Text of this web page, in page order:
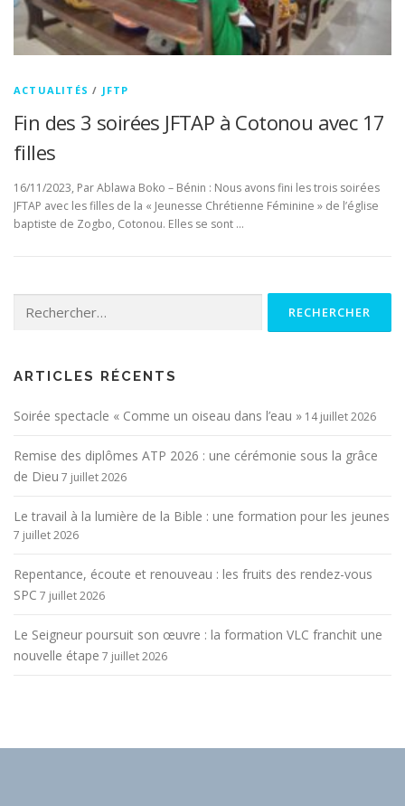
ACTUALITÉS / JFTP
Fin des 3 soirées JFTAP à Cotonou avec 17
filles
16/11/2023, Par Ablawa Boko – Bénin : Nous avons fini les trois soirées
JFTAP avec les filles de la « Jeunesse Chrétienne Féminine » de l’église
baptiste de Zogbo, Cotonou. Elles se sont …
ARTICLES RÉCENTS
Soirée spectacle « Comme un oiseau dans l’eau » 14 juillet 2026
Remise des diplômes ATP 2026 : une cérémonie sous la grâce
de Dieu 7 juillet 2026
Le travail à la lumière de la Bible : une formation pour les jeunes
7 juillet 2026
Repentance, écoute et renouveau : les fruits des rendez-vous
SPC 7 juillet 2026
Le Seigneur poursuit son œuvre : la formation VLC franchit une
nouvelle étape 7 juillet 2026